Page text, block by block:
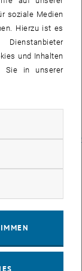
soziale Medien
Hierzu ist es
und Inhalten
Sie in unserer
zulassen
zulassen